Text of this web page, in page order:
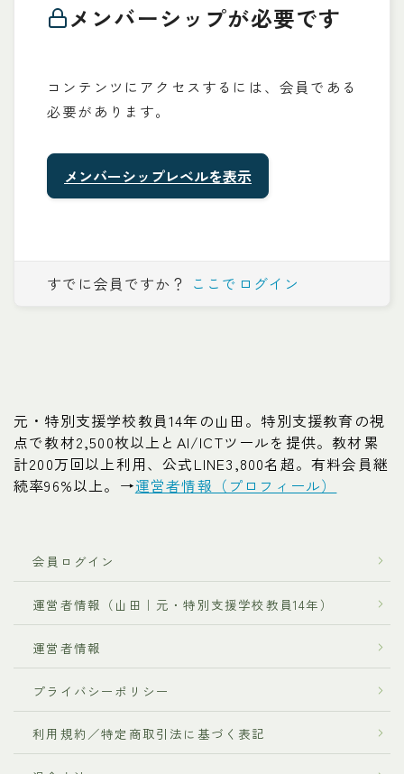
メンバーシップが必要です
コンテンツにアクセスするには、会員である
必要があります。
メンバーシップレベルを表示
すでに会員ですか？ ここでログイン
元・特別支援学校教員14年の山田。特別支援教育の視
点で教材2,500枚以上とAI/ICTツールを提供。教材累
計200万回以上利用、公式LINE3,800名超。有料会員継
続率96%以上。→運営者情報（プロフィール）
会員ログイン
運営者情報（山田｜元・特別支援学校教員14年）
運営者情報
プライバシーポリシー
利用規約／特定商取引法に基づく表記